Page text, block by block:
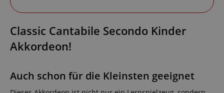
Classic Cantabile Secondo Kinder
Akkordeon!
Auch schon für die Kleinsten geeignet